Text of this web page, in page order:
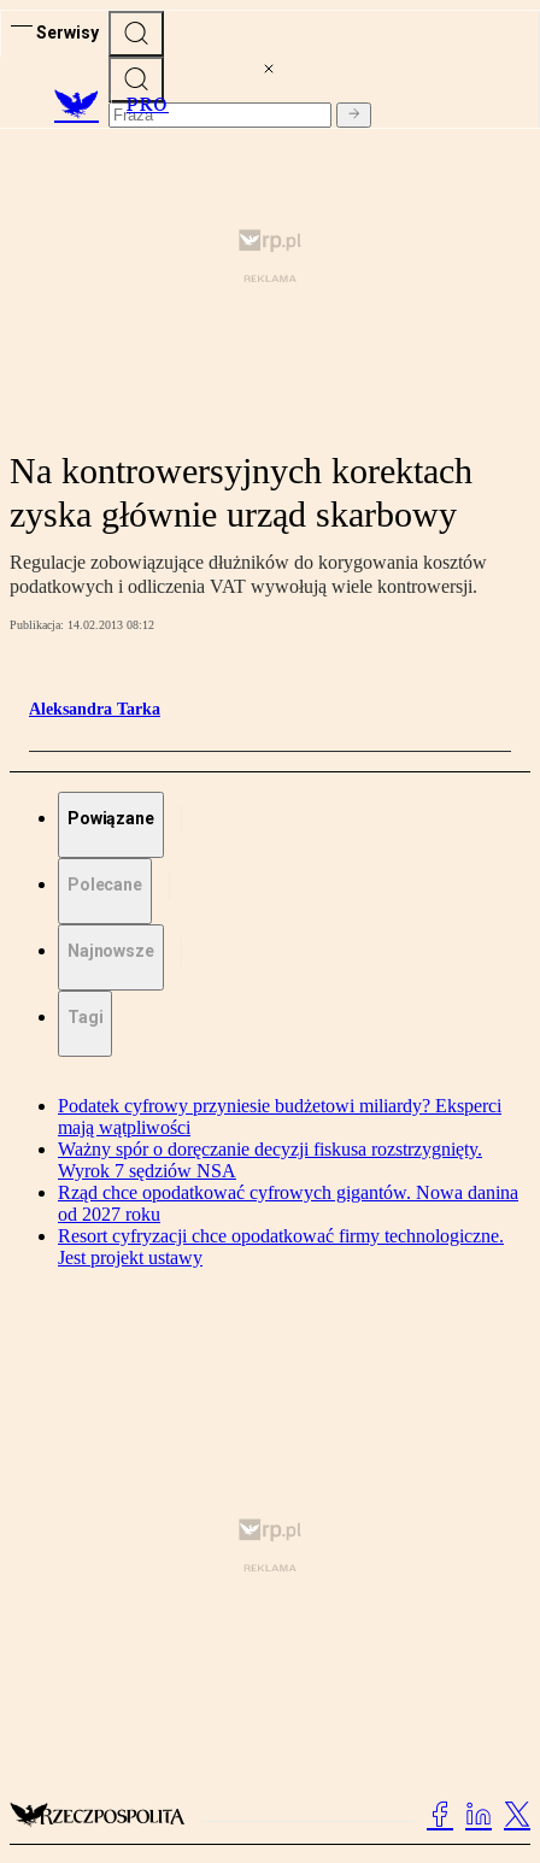
Serwisy
PRO
Na kontrowersyjnych korektach
zyska głównie urząd skarbowy
Regulacje zobowiązujące dłużników do korygowania kosztów
podatkowych i odliczenia VAT wywołują wiele kontrowersji.
Publikacja: 14.02.2013 08:12
Aleksandra Tarka
Powiązane
Polecane
Najnowsze
Tagi
Podatek cyfrowy przyniesie budżetowi miliardy? Eksperci
mają wątpliwości
Ważny spór o doręczanie decyzji fiskusa rozstrzygnięty.
Wyrok 7 sędziów NSA
Rząd chce opodatkować cyfrowych gigantów. Nowa danina
od 2027 roku
Resort cyfryzacji chce opodatkować firmy technologiczne.
Jest projekt ustawy